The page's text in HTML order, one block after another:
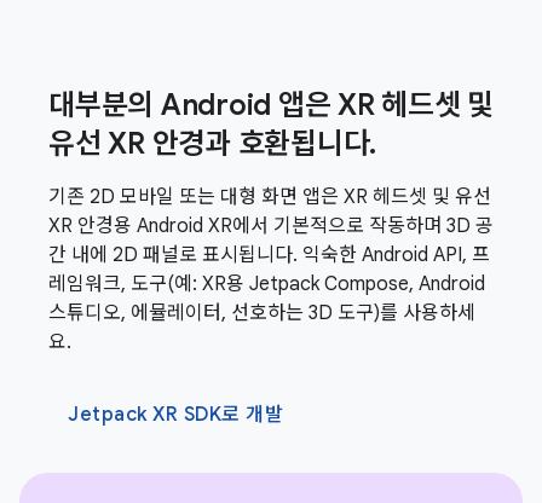
대부분의 Android 앱은 XR 헤드셋 및
유선 XR 안경과 호환됩니다.
기존 2D 모바일 또는 대형 화면 앱은 XR 헤드셋 및 유선
XR 안경용 Android XR에서 기본적으로 작동하며 3D 공
간 내에 2D 패널로 표시됩니다. 익숙한 Android API, 프
레임워크, 도구(예: XR용 Jetpack Compose, Android
스튜디오, 에뮬레이터, 선호하는 3D 도구)를 사용하세
요.
Jetpack XR SDK로 개발